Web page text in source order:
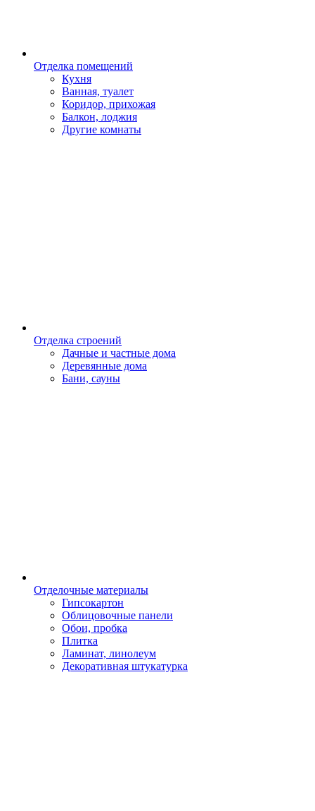
Отделка помещений
Кухня
Ванная, туалет
Коридор, прихожая
Балкон, лоджия
Другие комнаты
Отделка строений
Дачные и частные дома
Деревянные дома
Бани, сауны
Отделочные материалы
Гипсокартон
Облицовочные панели
Обои, пробка
Плитка
Ламинат, линолеум
Декоративная штукатурка